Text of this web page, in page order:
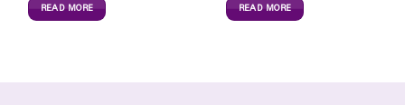
READ MORE READ MORE